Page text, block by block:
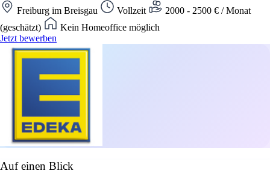
Freiburg im Breisgau Vollzeit
2000 - 2500 € / Monat
(geschätzt)
Kein Homeoffice möglich
Jetzt bewerben
Auf einen Blick